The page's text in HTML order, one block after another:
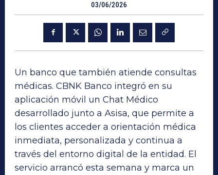
03/06/2026
Un banco que también atiende consultas
médicas. CBNK Banco integró en su
aplicación móvil un Chat Médico
desarrollado junto a Asisa, que permite a
los clientes acceder a orientación médica
inmediata, personalizada y continua a
través del entorno digital de la entidad. El
servicio arrancó esta semana y marca un